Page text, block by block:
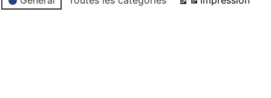
d’évènement
Vue